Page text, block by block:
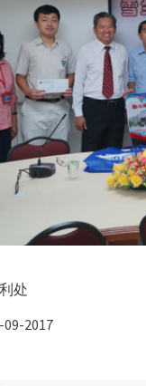
处
2017